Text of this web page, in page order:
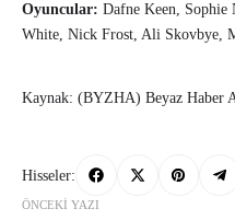
Oyuncular: Dafne Keen, Sophie
White, Nick Frost, Ali Skovbye,
Kaynak: (BYZHA) Beyaz Haber
Hisseler:
ÖNCEKI YAZI